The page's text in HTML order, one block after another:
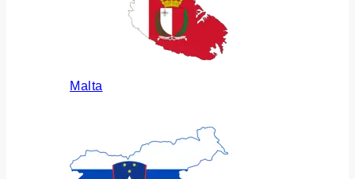
Malta